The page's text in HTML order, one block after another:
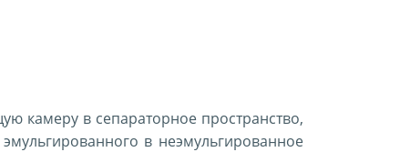
камеру в сепараторное пространство,
в неэмульгированное